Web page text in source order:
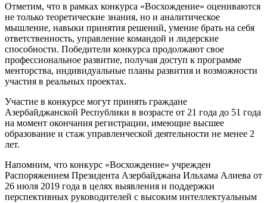
Отметим, что в рамках конкурса «Восхождение» оцениваются
не только теоретические знания, но и аналитическое
мышление, навыки принятия решений, умение брать на себя
ответственность, управление командой и лидерские
способности. Победители конкурса продолжают свое
профессиональное развитие, получая доступ к программе
менторства, индивидуальные планы развития и возможности
участия в реальных проектах.
Участие в конкурсе могут принять граждане
Азербайджанской Республики в возрасте от 21 года до 51 года
на момент окончания регистрации, имеющие высшее
образование и стаж управленческой деятельности не менее 2
лет.
Напомним, что конкурс «Восхождение» учрежден
Распоряжением Президента Азербайджана Ильхама Алиева от
26 июля 2019 года в целях выявления и поддержки
перспективных руководителей с высоким интеллектуальным